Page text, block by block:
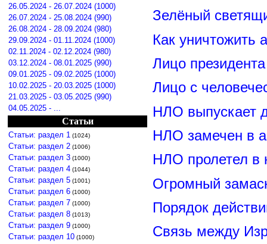
26.05.2024 - 26.07.2024 (1000)
26.07.2024 - 25.08.2024 (990)
26.08.2024 - 28.09.2024 (980)
29.09.2024 - 01.11.2024 (1000)
02.11.2024 - 02.12.2024 (980)
03.12.2024 - 08.01.2025 (990)
09.01.2025 - 09.02.2025 (1000)
10.02.2025 - 20.03.2025 (1000)
21.03.2025 - 03.05.2025 (990)
04.05.2025 - ...
Статьи
Статьи: раздел 1 (1024)
Статьи: раздел 2 (1006)
Статьи: раздел 3 (1000)
Статьи: раздел 4 (1044)
Статьи: раздел 5 (1001)
Статьи: раздел 6 (1000)
Статьи: раздел 7 (1000)
Статьи: раздел 8 (1013)
Статьи: раздел 9 (1000)
Статьи: раздел 10 (1000)
Зелёный
Как уничтожить
Лицо
Лицо с
НЛО выпускает
НЛО замечен в
НЛО пролетел в
Огромный
Порядок
Связь между